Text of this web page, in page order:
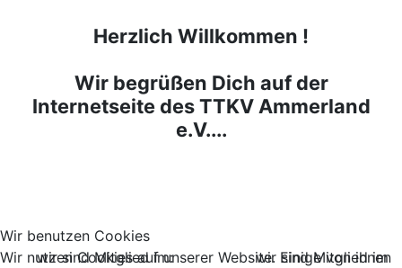
Herzlich Willkommen !
Wir begrüßen Dich auf der
Internetseite des TTKV Ammerland
e.V....
wir sind Mitglied im: wir sind Mitglied im:
Wir benutzen Cookies
Wir nutzen Cookies auf unserer Website. Einige von ihnen